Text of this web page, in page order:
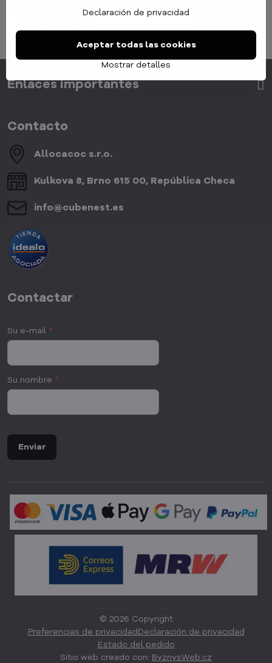
Enlaces importantes
Contacto
Allocacoc s​.r​.o​.
Kulkova 8, Brno 615 00, República Checa
info​@cubenest​.es
Contactar
Su e-mail *
Su nombre *
Enviar
© 2026 Copyright
Preferencias de privacidad Declaración de privacidad
Estado del pedido
Sitio web creado con: ByznysWeb.cz
Declaración de privacidad
Mostrar detalles
Aceptar todas las cookies